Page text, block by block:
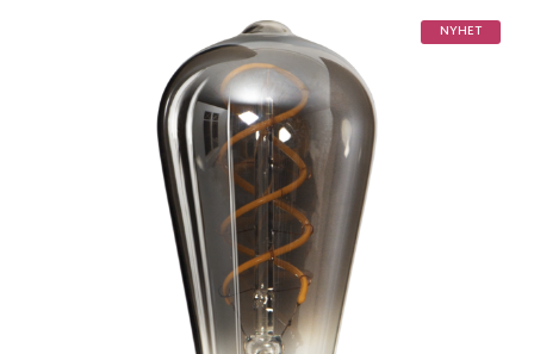
NYHET